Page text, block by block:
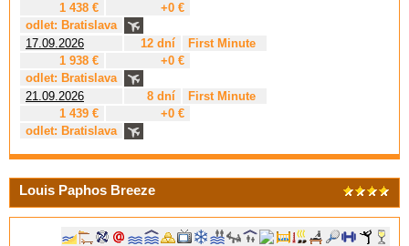
1 438 €
+0 €
odlet: Bratislava
17.09.2026
12 dní
First Minute
1 938 €
+0 €
odlet: Bratislava
21.09.2026
8 dní
First Minute
1 439 €
+0 €
odlet: Bratislava
Louis Paphos Breeze